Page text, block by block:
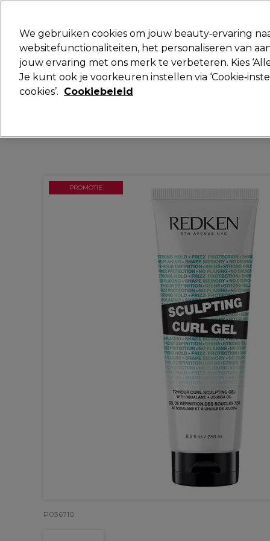
Merken Deals Haar Elektra
Volgende dag geleverd*
PROMOTIE
P036710
We gebruiken cookies om jouw beauty‑ervaring
websitefunctionaliteiten, het personaliseren van
jouw ervaring met ons merk te verbeteren. Kies
Je kunt ook je voorkeuren instellen via
cookies’. Cookiebeleid